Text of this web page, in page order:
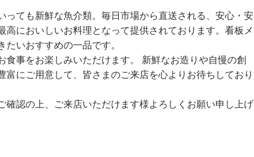
っても新鮮な魚介類。毎日市場から直送される、安心・安
においしいお料理となって提供されております。看板メ
いおすすめの一品です。
事をお楽しみいただけます。 新鮮なお造りや自慢の創
にご用意して、皆さまのご来店を心よりお待ちしており
認の上、ご来店いただけます様よろしくお願い申し上げ